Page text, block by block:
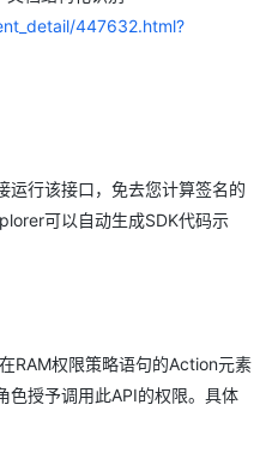
447632.html?
行该接口，免去您计算签名的
可以自动生成SDK代码示
RAM权限策略语句的Action元素
色授予调用此API的权限。具体